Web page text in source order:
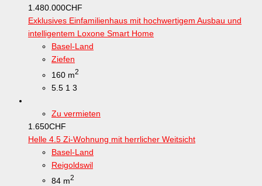
1.480.000CHF
Exklusives Einfamilienhaus mit hochwertigem Ausbau und
intelligentem Loxone Smart Home
Basel-Land
Ziefen
160 m2
5.5 1 3
Zu vermieten
1.650CHF
Helle 4.5 Zi-Wohnung mit herrlicher Weitsicht
Basel-Land
Reigoldswil
84 m2